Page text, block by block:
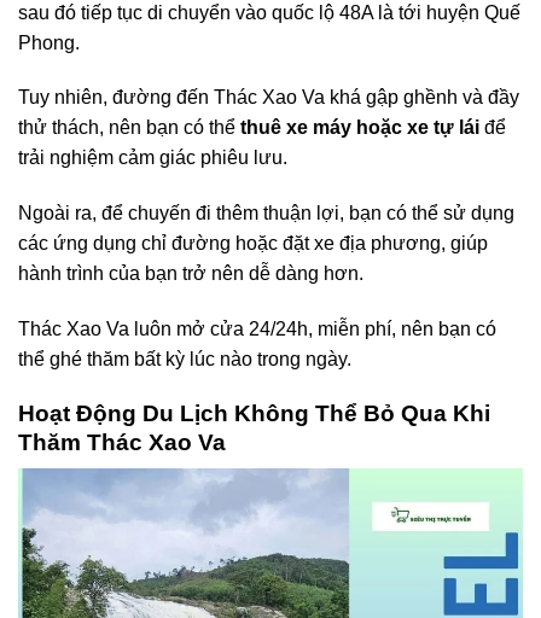
sau đó tiếp tục di chuyển vào quốc lộ 48A là tới huyện Quế
Phong.
Tuy nhiên, đường đến Thác Xao Va khá gập ghềnh và đầy
thử thách, nên bạn có thể thuê xe máy hoặc xe tự lái để
trải nghiệm cảm giác phiêu lưu.
Ngoài ra, để chuyến đi thêm thuận lợi, bạn có thể sử dụng
các ứng dụng chỉ đường hoặc đặt xe địa phương, giúp
hành trình của bạn trở nên dễ dàng hơn.
Thác Xao Va luôn mở cửa 24/24h, miễn phí, nên bạn có
thể ghé thăm bất kỳ lúc nào trong ngày.
Hoạt Động Du Lịch Không Thể Bỏ Qua Khi
Thăm Thác Xao Va